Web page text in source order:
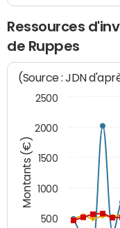
Ressources
de Ruppes
Montants (€)
(Source : JDN
500
1000
1500
2000
2500